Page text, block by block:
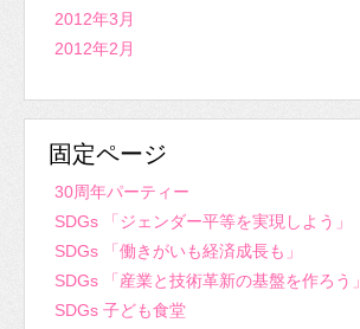
2012年3月
2012年2月
固定ページ
30周年パーティー
SDGs 「ジェンダー平等を実現しよう」
SDGs 「働きがいも経済成長も」
SDGs 「産業と技術革新の基盤を作ろう」
SDGs 子ども食堂